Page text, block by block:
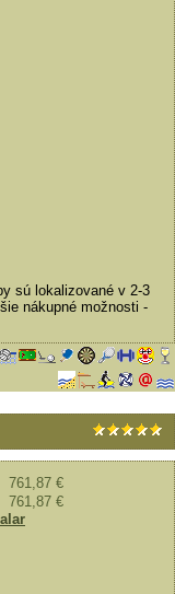
sú lokalizované v 2-3
nákupné možnosti -
761,87 €
761,87 €